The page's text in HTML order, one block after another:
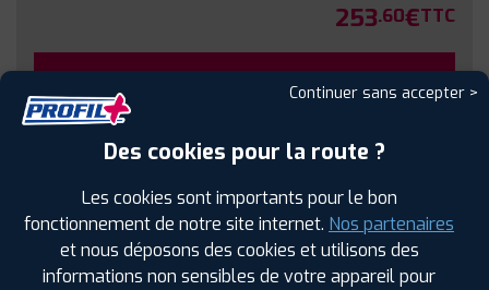
253.60€TTC
Sous réserve de disponibilité en agence
SPÉCIFICATIONS AVIS CLIENTS ÉTIQUETAGE
Continuer sans accepter >
Des cookies pour la route ?
Les cookies sont importants pour le bon
fonctionnement de notre site internet. Nos partenaires
et nous déposons des cookies et utilisons des
informations non sensibles de votre appareil pour